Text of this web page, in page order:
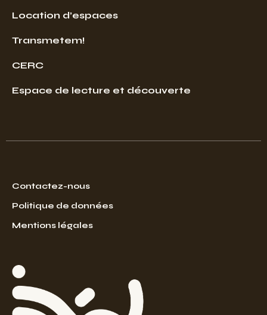
Location d’espaces
Transmetem!
CERC
Espace de lecture et découverte
Contactez-nous
Politique de données
Mentions légales